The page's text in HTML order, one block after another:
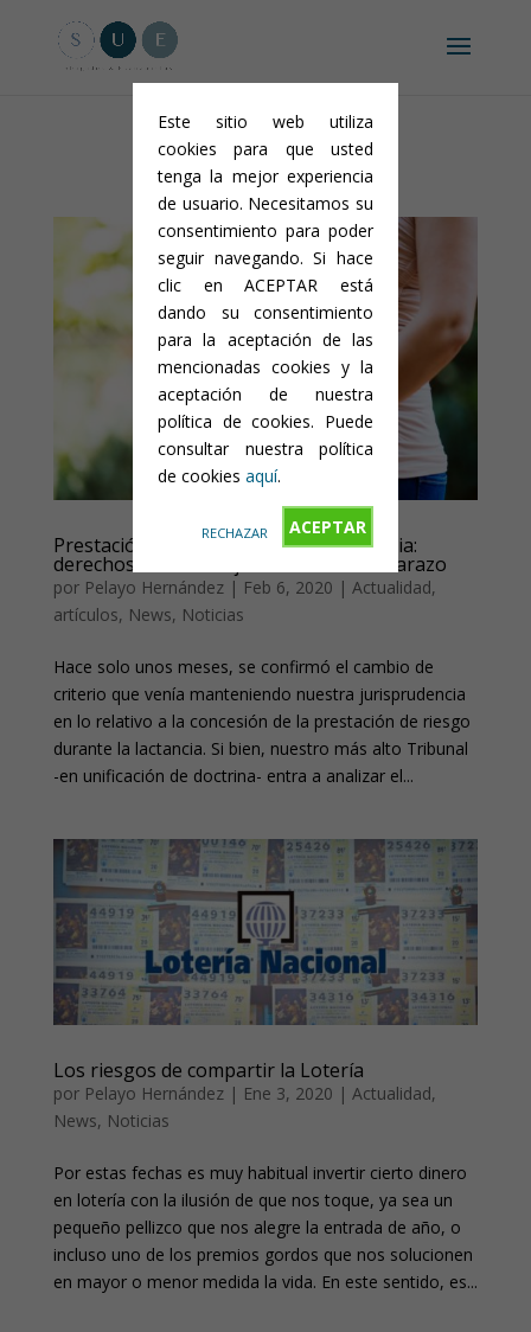
Este sitio web utiliza
cookies para que usted
tenga la mejor experiencia
de usuario. Necesitamos su
consentimiento para poder
seguir navegando. Si hace
clic en ACEPTAR está
dando su consentimiento
para la aceptación de las
mencionadas cookies y la
aceptación de nuestra
política de cookies. Puede
consultar nuestra política
de cookies aquí.
ACEPTAR
RECHAZAR
de cookies
Prestación de riesgo durante la lactancia:
derechos de la trabajadora tras el embarazo
por Pelayo Hernández| Feb 6, 2020 | Actualidad,
artículos, News, Noticias
Hace solo unos meses, se confirmó el cambio de
criterio que venía manteniendo nuestra jurisprudencia
en lo relativo a la concesión de la prestación de riesgo
durante la lactancia. Si bien, nuestro más alto Tribunal
-en unificación de doctrina- entra a analizar el...
Los riesgos de compartir la Lotería
por Pelayo Hernández| Ene 3, 2020 | Actualidad,
News, Noticias
Por estas fechas es muy habitual invertir cierto dinero
en lotería con la ilusión de que nos toque, ya sea un
pequeño pellizco que nos alegre la entrada de año, o
incluso uno de los premios gordos que nos solucionen
en mayor o menor medida la vida. En este sentido, es...